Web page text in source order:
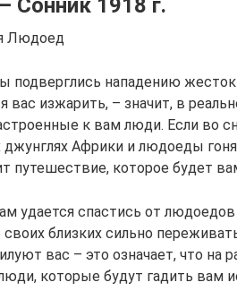
Сонник 1918 г.
Людоед
подверглись нападению
вас изжарить, – значит, в
к вам люди. Если во
Африки и людоеды
путешествие, которое будет
удается спастись от
близких сильно
вас – это означает, что на
которые будут гадить вам